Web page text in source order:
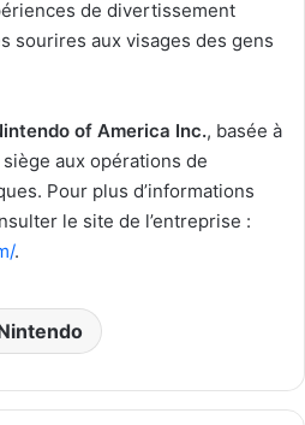
de divertissement
sourires aux visages des gens
of America Inc., basée à
aux opérations de
Pour plus d’informations
le site de l’entreprise :
.